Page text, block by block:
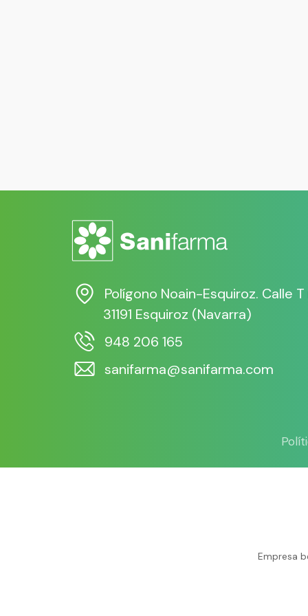
Polígono Noain-Esquiroz. Calle T
31191 Esquiroz (Navarra)
948 206 165
sanifarma@sanifarma.com
Empresa